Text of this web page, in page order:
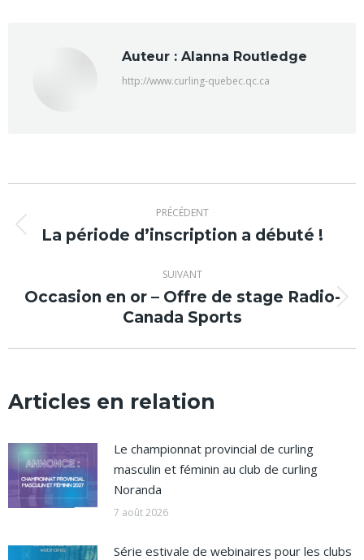
Auteur : Alanna Routledge
http://www.curling-quebec.qc.ca
Navigation
article
PRÉCÉDENT
Article
:
La période d’inscription a débuté !
SUIVANT
Article
suivant
:
Occasion en or – Offre de stage Radio-
Canada Sports
Articles en relation
Le championnat provincial de curling
masculin et féminin au club de curling
Noranda
7 août 2026
Série estivale de webinaires pour les clubs